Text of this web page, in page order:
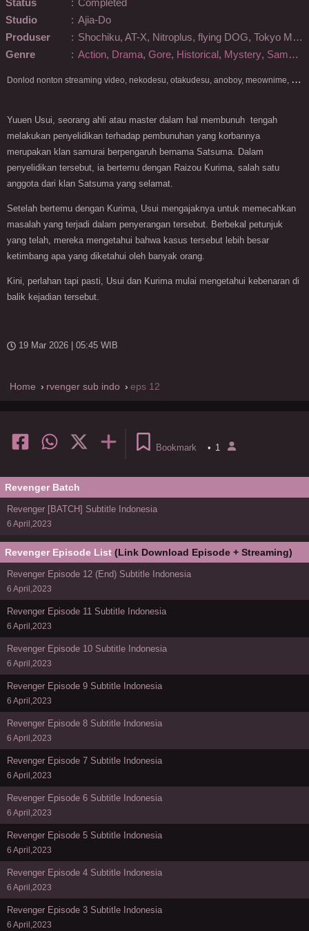
Status
: Completed
Studio
: Ajia-Do
Produser
:
Shochiku, AT-X, Nitroplus, flying DOG, Tokyo MX, Good Smile Company, Kansai Telecasting, Marui Group
Genre
: Action, Drama, Gore, Historical, Mystery, Samurai
D
onlod nonton streaming video, nekodesu, otakudesu, anoboy, meownime, anitoki, meguminime, melody, oploverz, anoboy, nimegami, unduh, riie net, drivenime, myanimelist, MAL, kusonime, neonime, bstation, maxnime, Netflix, animeindo, anichin, crunchyroll, neonime, samehadaku, streaming, otakupoi, awsubs, anibatch, anikyojin, nekonime, kurogaze, zippyshare, vidio google drive, Muse Indonesia, kazefuri, iQIYI, Viu, Ani-One Asia, Animenonton, Otaku desu, Mangaku, Anibatch,Vidio, Genflix, Amazon Prime Video, 3GP, Mp4, 240p, Terlengkap.
Yuuen Usui, seorang ahli atau master dalam hal membunuh tengah
melakukan penyelidikan terhadap pembunuhan yang korbannya
merupakan klan samurai berpengaruh bernama Satsuma. Dalam
penyelidikan tersebut, ia bertemu dengan Raizou Kurima, salah satu
anggota dari klan Satsuma yang selamat.
Setelah bertemu dengan Kurima, Usui mengajaknya untuk memecahkan
masalah yang terjadi dalam penyerangan tersebut. Berbekal petunjuk
yang telah, mereka mengetahui bahwa kasus tersebut lebih besar
ketimbang apa yang diketahui oleh banyak orang.
Kini, perlahan tapi pasti, Usui dan Kurima mulai mengetahui kebenaran di
balik kejadian tersebut.
19 Mar 2026 | 05:45 WIB
Home rvenger sub indo eps 12
Bookmark • 1
Revenger Batch
Revenger [BATCH] Subtitle Indonesia
6 April,2023
Revenger Episode List (Link Download Episode + Streaming)
Revenger Episode 12 (End) Subtitle Indonesia
6 April,2023
Revenger Episode 11 Subtitle Indonesia
6 April,2023
Revenger Episode 10 Subtitle Indonesia
6 April,2023
Revenger Episode 9 Subtitle Indonesia
6 April,2023
Revenger Episode 8 Subtitle Indonesia
6 April,2023
Revenger Episode 7 Subtitle Indonesia
6 April,2023
Revenger Episode 6 Subtitle Indonesia
6 April,2023
Revenger Episode 5 Subtitle Indonesia
6 April,2023
Revenger Episode 4 Subtitle Indonesia
6 April,2023
Revenger Episode 3 Subtitle Indonesia
6 April,2023